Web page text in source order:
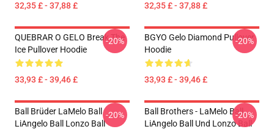
32,35 £ - 37,88 £ 32,35 £ - 37,88 £
QUEBRAR O GELO Break The
Ice Pullover Hoodie
33,93 £ - 39,46 £
-20%
BGYO Gelo Diamond Pullover
Hoodie
33,93 £ - 39,46 £
-20%
Ball Brüder LaMelo Ball
LiAngelo Ball Lonzo Ball
-20%
Ball Brothers - LaMelo Ball
LiAngelo Ball Und Lonzo Ball
-20%